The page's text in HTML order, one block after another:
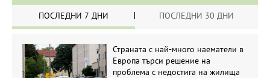
ПОСЛЕДНИ 7 ДНИ ПОСЛЕДНИ 30 ДНИ
Страната с най-много наематели в
Европа търси решение на
проблема с недостига на жилища